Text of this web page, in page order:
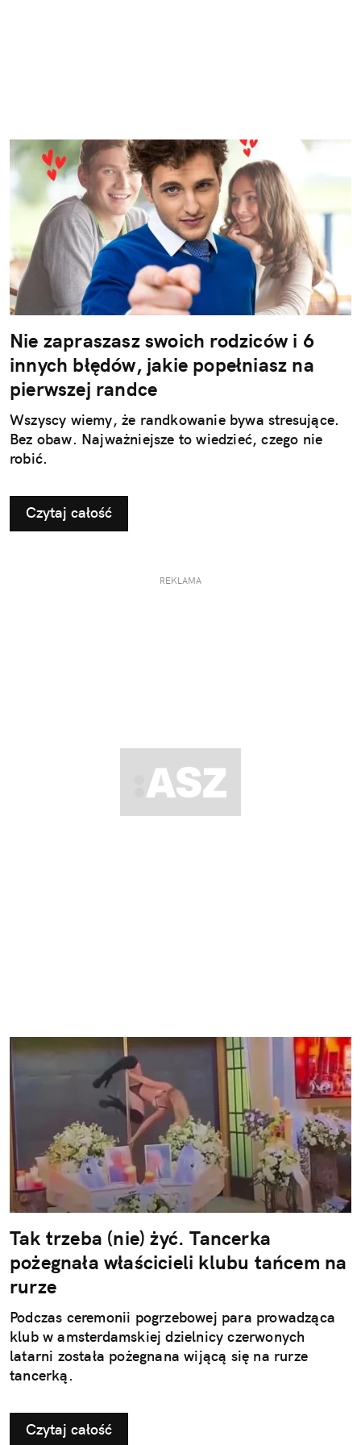
Nie zapraszasz swoich rodziców i 6
innych błędów, jakie popełniasz na
pierwszej randce
Wszyscy wiemy, że randkowanie bywa stresujące.
Bez obaw. Najważniejsze to wiedzieć, czego nie
robić.
Czytaj całość
REKLAMA
Tak trzeba (nie) żyć. Tancerka
pożegnała właścicieli klubu tańcem na
rurze
Podczas ceremonii pogrzebowej para prowadząca
klub w amsterdamskiej dzielnicy czerwonych
latarni została pożegnana wijącą się na rurze
tancerką.
Czytaj całość